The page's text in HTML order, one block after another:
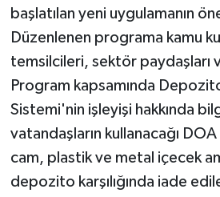
başlatılan yeni uygulamanın
Düzenlenen programa kamu
temsilcileri, sektör paydaşları
Program kapsamında
Sistemi'nin işleyişi hakkında
vatandaşların kullanacağı
cam, plastik ve metal içecek
depozito karşılığında iade